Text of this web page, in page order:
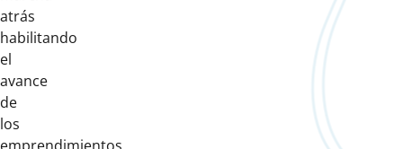
atrás
habilitando
el
avance
de
los